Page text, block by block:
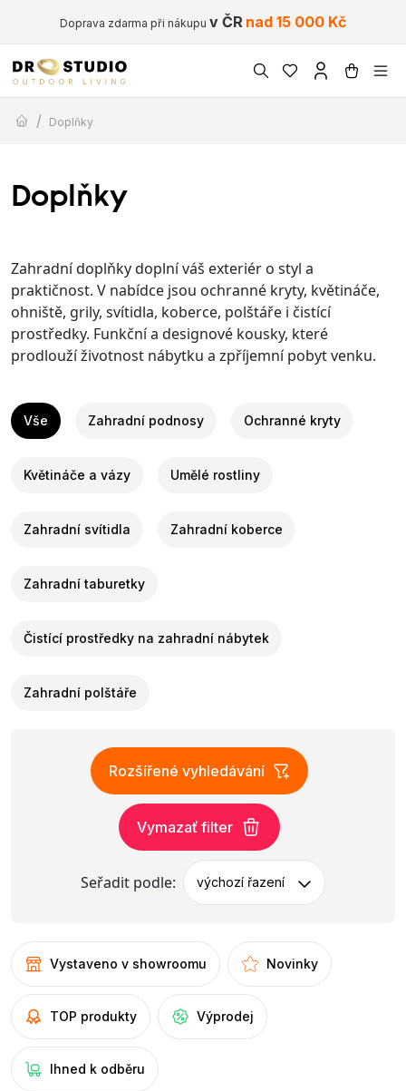
Doprava zdarma při nákupu v ČR nad 15 000 Kč
/ Doplňky
Doplňky
Zahradní doplňky doplní váš exteriér o styl a
praktičnost. V nabídce jsou ochranné kryty, květináče,
ohniště, grily, svítidla, koberce, polštáře i čistící
prostředky. Funkční a designové kousky, které
prodlouží životnost nábytku a zpříjemní pobyt venku.
Vše Zahradní podnosy Ochranné kryty
Květináče a vázy Umělé rostliny
Zahradní svítidla Zahradní koberce
Zahradní taburetky
Čistící prostředky na zahradní nábytek
Zahradní polštáře
Rozšířené vyhledávání
Vymazať filter
Seřadit podle: výchozí řazení
Vystaveno v showroomu Novinky
TOP produkty Výprodej
Ihned k odběru